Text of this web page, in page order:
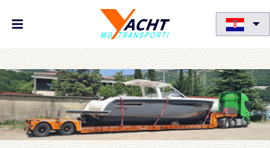
Skoči
na
glavni
sadržaj